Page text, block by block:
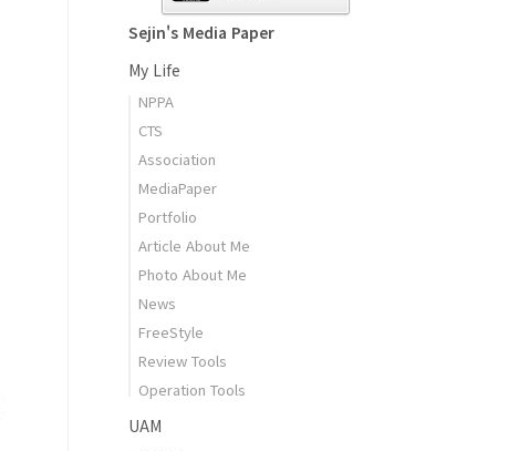
Sejin's Media Paper
My Life
NPPA
CTS
Association
MediaPaper
Portfolio
Article About Me
Photo About Me
News
FreeStyle
Review Tools
Operation Tools
UAM